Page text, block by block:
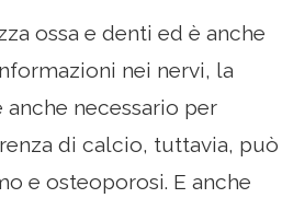
ossa e denti ed è anche
nei nervi, la
necessario per
di calcio, tuttavia, può
e osteoporosi. E anche